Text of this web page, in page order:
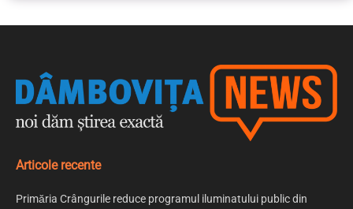
Articole recente
Primăria Crângurile reduce programul iluminatului public din